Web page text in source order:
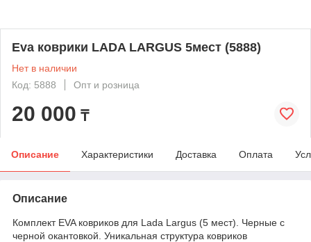
Eva коврики LADA LARGUS 5мест (5888)
Нет в наличии
Код: 5888
Опт и розница
20 000 ₸
Описание Характеристики Доставка Оплата
Описание
Комплект EVA ковриков для Lada Largus (5 мест). Черные с
черной окантовкой. Уникальная структура ковриков